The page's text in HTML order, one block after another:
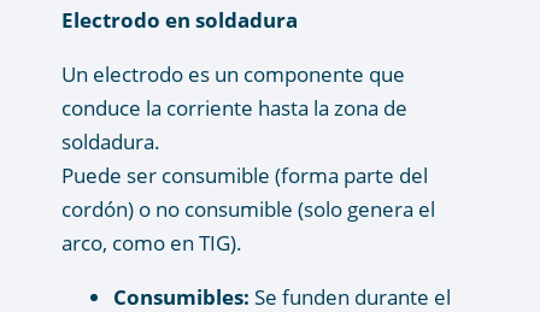
Electrodo en soldadura
Un electrodo es un componente que
conduce la corriente hasta la zona de
soldadura.
Puede ser consumible (forma parte del
cordón) o no consumible (solo genera el
arco, como en TIG).
Consumibles: Se funden durante el